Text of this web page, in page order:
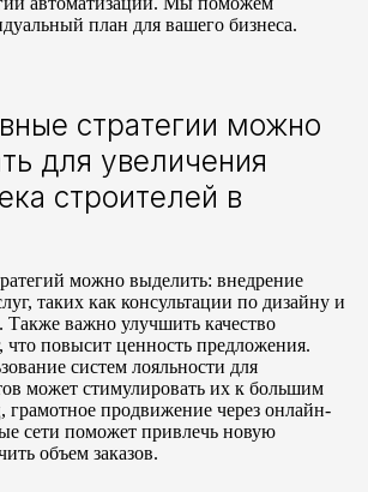
план для вашего бизнеса.
стратегии можно
для увеличения
строителей в
можно выделить: внедрение
таких как консультации по дизайну и
Также важно улучшить качество
что повысит ценность предложения.
систем лояльности для
может стимулировать их к большим
продвижение через онлайн-
сети поможет привлечь новую
объем заказов.